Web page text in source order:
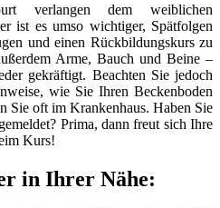
verlangen dem weiblichen
ist es umso wichtiger, Spätfolgen
und einen Rückbildungskurs zu
Arme, Bauch und Beine –
gekräftigt. Beachten Sie jedoch
wie Sie Ihren Beckenboden
Sie oft im Krankenhaus. Haben Sie
Prima, dann freut sich Ihre
Kurs!
in Ihrer Nähe: